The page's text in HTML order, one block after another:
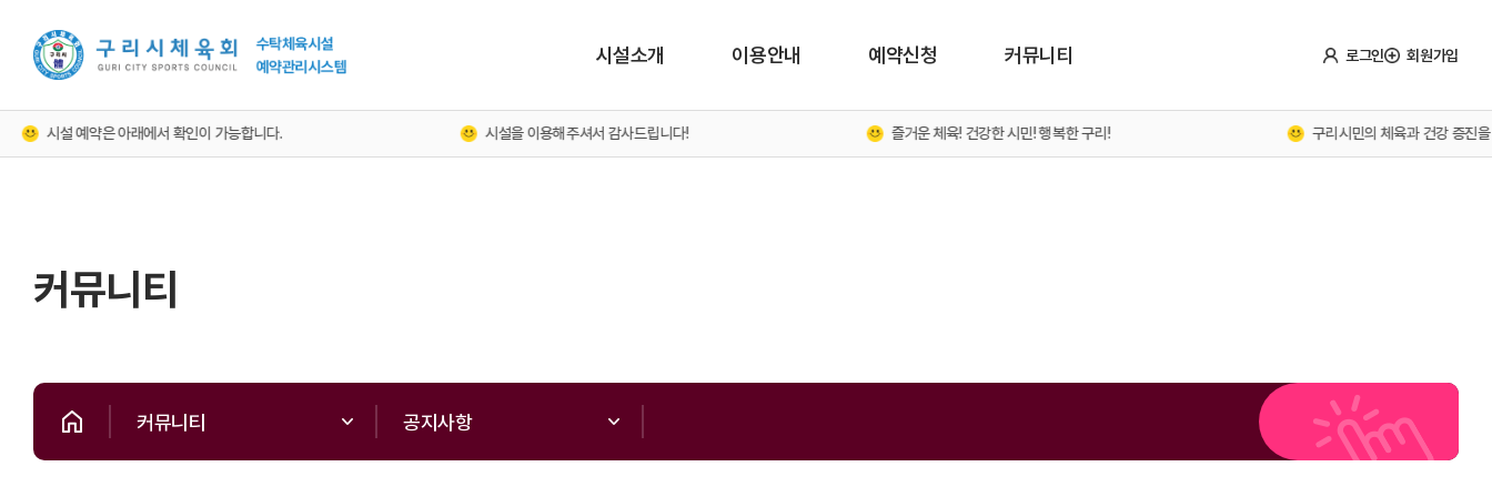
시설소개 이용안내 예약신청 커뮤니티 로그인 회원가입
시설 예약은 아래에서 확인이 가능합니다. 시설을 이용해주셔서 감사드립니다! 즐거운 체육! 건강한 시민! 행복한 구리! 구리시민의 체육과 건강 증진을 위
커뮤니티
커뮤니티 공지사항